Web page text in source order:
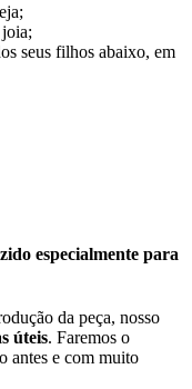
seus filhos abaixo, em
especialmente para
da peça, nosso
úteis. Faremos o
antes e com muito